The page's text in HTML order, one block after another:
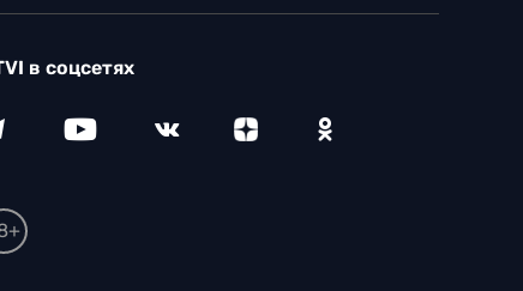
в соцсетях